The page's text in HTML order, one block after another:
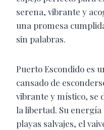
serena, vibrante y
una promesa
sin palabras.
Puerto Escondido es
cansado de
vibrante y místico, se
la libertad. Su
playas salvajes, el